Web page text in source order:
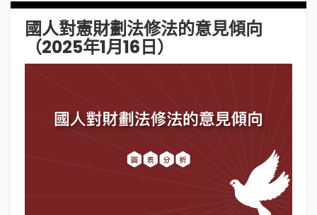
國人對憲財劃法修法的意見傾向
（2025年1月16日）